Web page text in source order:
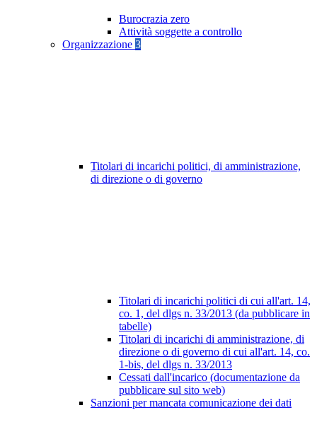
Burocrazia zero
Attività soggette a controllo
Organizzazione 3
Titolari di incarichi politici, di amministrazione,
di direzione o di governo
Titolari di incarichi politici di cui all'art. 14,
co. 1, del dlgs n. 33/2013 (da pubblicare in
tabelle)
Titolari di incarichi di amministrazione, di
direzione o di governo di cui all'art. 14, co.
1-bis, del dlgs n. 33/2013
Cessati dall'incarico (documentazione da
pubblicare sul sito web)
Sanzioni per mancata comunicazione dei dati